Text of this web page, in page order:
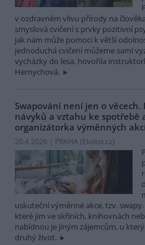
v ozdravném vlivu přírody na
smyslová cvičení s prvky pozitivní
jak nám může pomoci k větší
jednoduchá cvičení můžeme sami
vycházky do lesa, hovořila
Hernychová.
Swapování není jen o věcech.
návyků a vztahu ke spotřebě
organizátorka výměnných
20.4.2026 | PRAHA (Ekolist.cz)
uskuteční výměnné akce, tzv.
které jim ve skříních, knihovnách
nabídnou je jiným zájemcům, u
druhý život.